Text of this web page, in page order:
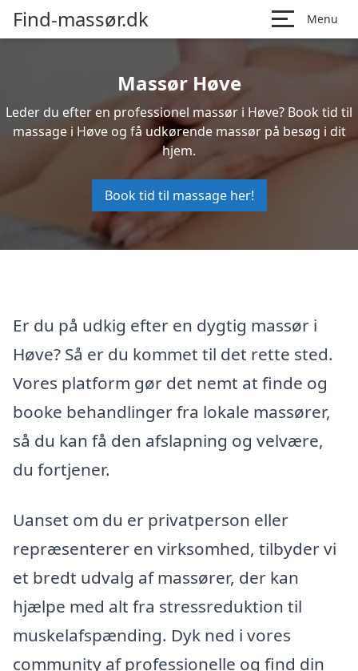
Find-massør.dk Menu
Massør Høve
Leder du efter en professionel massør i Høve? Book tid til
massage i Høve og få udkørende massør på besøg i dit
hjem.
Book tid til massage her!
Er du på udkig efter en dygtig massør i
Høve? Så er du kommet til det rette sted.
Vores platform gør det nemt at finde og
booke behandlinger fra lokale massører,
så du kan få den afslapning og velvære,
du fortjener.
Uanset om du er privatperson eller
repræsenterer en virksomhed, tilbyder vi
et bredt udvalg af massører, der kan
hjælpe med alt fra stressreduktion til
muskelafspænding. Dyk ned i vores
community af professionelle og find din